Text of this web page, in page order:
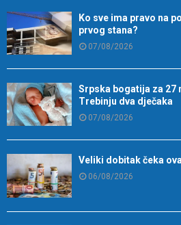
Ko sve ima pravo na
prvog stana?
07/08/2026
Srpska bogatija za 27
Trebinju dva dječaka
07/08/2026
Veliki dobitak čeka
06/08/2026